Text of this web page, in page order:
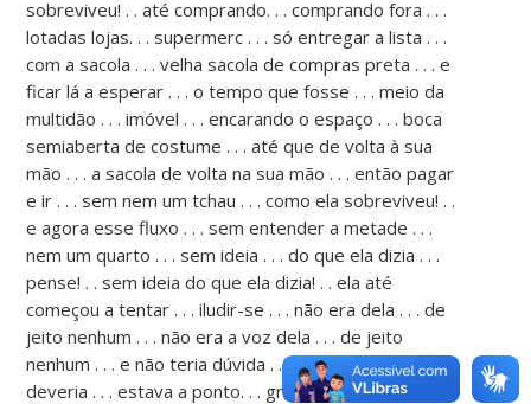
sobreviveu! . . até comprando. . . comprando fora . . .
lotadas lojas. . . supermerc . . . só entregar a lista . . .
com a sacola . . . velha sacola de compras preta . . . e
ficar lá a esperar . . . o tempo que fosse . . . meio da
multidão . . . imóvel . . . encarando o espaço . . . boca
semiaberta de costume . . . até que de volta à sua
mão . . . a sacola de volta na sua mão . . . então pagar
e ir . . . sem nem um tchau . . . como ela sobreviveu! . .
e agora esse fluxo . . . sem entender a metade . . .
nem um quarto . . . sem ideia . . . do que ela dizia . . .
pense! . . sem ideia do que ela dizia! . . ela até
começou a tentar . . . iludir-se . . . não era dela . . . de
jeito nenhum . . . não era a voz dela . . . de jeito
nenhum . . . e não teria dúvida . . . vital que ela
deveria . . . estava a ponto. . . grandes esforços